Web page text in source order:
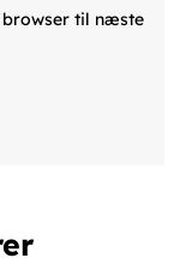
browser til næste